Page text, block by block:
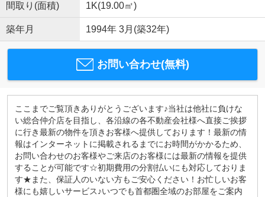
間取り(面積) 1K(19.00㎡)
築年月 1994年 3月(築32年)
お問い合わせ(無料)
ここまでご覧頂きありがとうございます♪当社は他社に負けな
い総合仲介店を目指し、各沿線の各不動産会社様へ直接ご挨拶
に行き最新の物件を頂きお客様へ提供しております！最新の情
報はインターネットに掲載されるまでにお時間がかかるため、
お問い合わせのお客様やご来店のお客様には最新の情報を提供
することが可能です☆初期費用の分割払いにも対応しておりま
す★また、保証人のいない方もご安心ください！お忙しいお客
様にも嬉しいサービス♪いつでも首都圏全域のお部屋をご案内